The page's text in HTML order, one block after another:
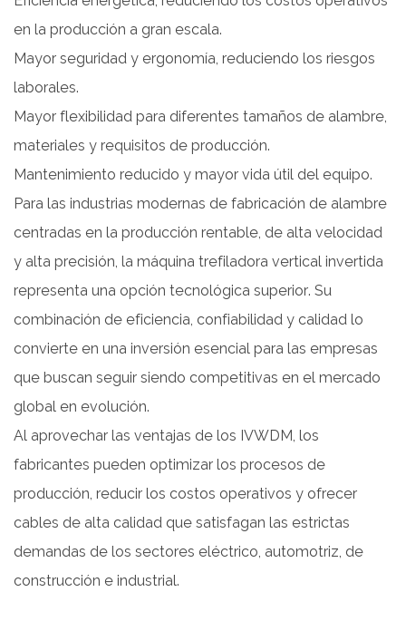
en la producción a gran escala.
Mayor seguridad y ergonomía, reduciendo los riesgos
laborales.
Mayor flexibilidad para diferentes tamaños de alambre,
materiales y requisitos de producción.
Mantenimiento reducido y mayor vida útil del equipo.
Para las industrias modernas de fabricación de alambre
centradas en la producción rentable, de alta velocidad
y alta precisión, la máquina trefiladora vertical invertida
representa una opción tecnológica superior. Su
combinación de eficiencia, confiabilidad y calidad lo
convierte en una inversión esencial para las empresas
que buscan seguir siendo competitivas en el mercado
global en evolución.
Al aprovechar las ventajas de los IVWDM, los
fabricantes pueden optimizar los procesos de
producción, reducir los costos operativos y ofrecer
cables de alta calidad que satisfagan las estrictas
demandas de los sectores eléctrico, automotriz, de
construcción e industrial.